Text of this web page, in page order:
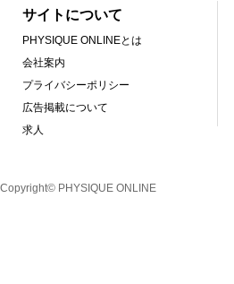
サイトについて
PHYSIQUE ONLINEとは
会社案内
プライバシーポリシー
広告掲載について
求人
Copyright© PHYSIQUE ONLINE